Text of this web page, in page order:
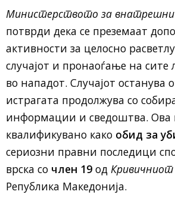
Министерството за
потврди дека се преземаат
активности за целосно
случајот и пронаоѓање на сите
во нападот. Случајот останува
истрагата продолжува со
информации и сведоштва. Ова
квалификувано како обид за
сериозни правни последици
врска со член 19 од Кривичниот
Република Македонија.